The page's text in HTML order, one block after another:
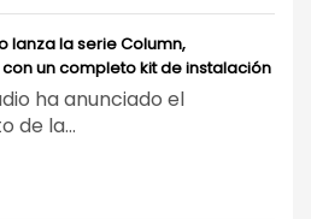
lanza la serie Column,
un completo kit de instalación
ha anunciado el
de la...